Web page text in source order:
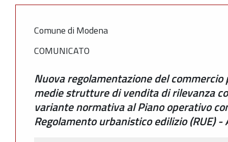
Comune di Modena
COMUNICATO
Nuova regolamentazione del
medie strutture di vendita di rilevanza
variante normativa al Piano operativo
Regolamento urbanistico edilizio (RUE)